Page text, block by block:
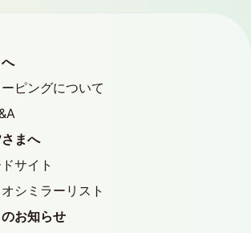
ピングについて
まへ
サイト
シミラーリスト
お知らせ